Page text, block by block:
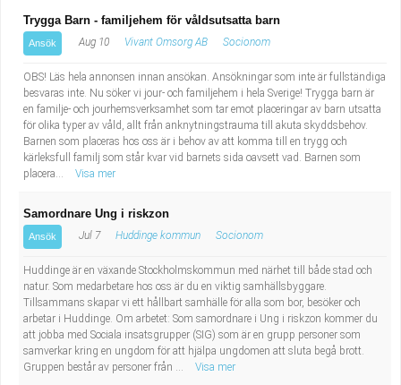
Trygga Barn - familjehem för våldsutsatta barn
Ansök Aug 10 Vivant Omsorg AB Socionom
OBS! Läs hela annonsen innan ansökan. Ansökningar som inte är fullständiga
besvaras inte. Nu söker vi jour- och familjehem i hela Sverige! Trygga barn är
en familje- och jourhemsverksamhet som tar emot placeringar av barn utsatta
för olika typer av våld, allt från anknytningstrauma till akuta skyddsbehov.
Barnen som placeras hos oss är i behov av att komma till en trygg och
kärleksfull familj som står kvar vid barnets sida oavsett vad. Barnen som
placera...
Visa mer
Samordnare Ung i riskzon
Ansök Jul 7 Huddinge kommun Socionom
Huddinge är en växande Stockholmskommun med närhet till både stad och
natur. Som medarbetare hos oss är du en viktig samhällsbyggare.
Tillsammans skapar vi ett hållbart samhälle för alla som bor, besöker och
arbetar i Huddinge. Om arbetet: Som samordnare i Ung i riskzon kommer du
att jobba med Sociala insatsgrupper (SIG) som är en grupp personer som
samverkar kring en ungdom för att hjälpa ungdomen att sluta begå brott.
Gruppen består av personer från ...
Visa mer